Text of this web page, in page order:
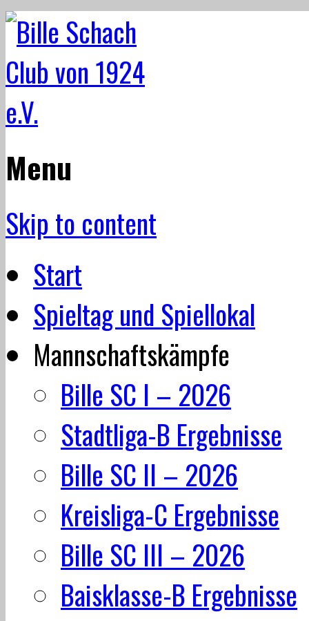
Menu
Skip to content
Start
Spieltag und Spiellokal
Mannschaftskämpfe
Bille SC I – 2026
Stadtliga-B Ergebnisse
Bille SC II – 2026
Kreisliga-C Ergebnisse
Bille SC III – 2026
Baisklasse-B Ergebnisse